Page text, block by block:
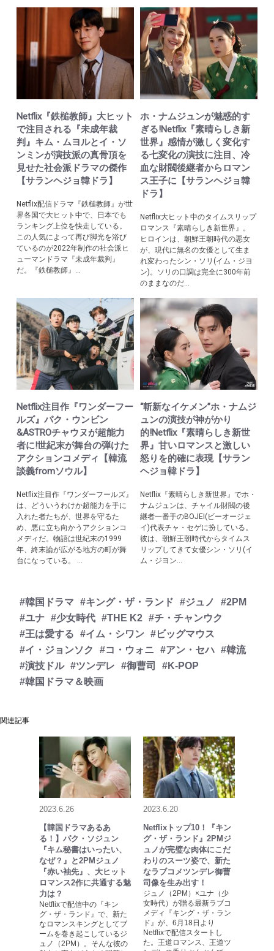
Netflix『鉄槌教師』大ヒット
で注目される『未成年裁
判』キム・ムヨルとイ・ソ
ンミンが演技派の真骨頂を
見せた社会派ドラマの傑作
【サランヘジョ韓ドラ】
Netflix配信ドラマ『鉄槌教師』が世
界各国で大ヒット中で、日本でも
ランキング上位を快走している。
この人気によって再び脚光を浴び
ているのが2022年制作の社会派ヒ
ューマンドラマ『未成年裁判』
だ。『鉄槌教師』...
ホ・ナムジュンが魅惑的す
ぎる!Netflix『素晴らしき新
世界』感情が激しく変化す
る七変化の演技に注目、冷
血な財閥後継者からロマン
ス王子に【サランヘジョ韓
ドラ】
Netflix大ヒット中のタイムスリップ
ロマンス『素晴らしき新世界』。
ヒロインは、朝鮮王朝時代の悪女
が、現代に無名の女優として生ま
れ変わったシン・ソリ(イム・ジヨ
ン)。ソリの口調は完全に300年前
のままなのだ...
Netflix注目作『ワンダーフー
ルズ』パク・ウンビン
&ASTROチャウヌが超能力
者に!世紀末が舞台の弾けた
アクションコメディ【韓流
談義fromソウル】
Netflix注目作『ワンダーフールズ』
は、どういうわけか超能力を手に
入れた者たちが、世界を守るた
め、悪に立ち向かうアクションコ
メディだ。物語は世紀末の1999
年、終末論が広がる地方の町が舞
台になっている。 ...
“斬新なイケメン”ホ・ナムジ
ュンの演技が神がかり
的!Netflix『素晴らしき新世
界』甘いロマンスと激しい
怒りを的確に表現【サラン
ヘジョ韓ドラ】
Netflix『素晴らしき新世界』でホ・
ナムジュンは、チャイル財閥の後
継者一番手のBOJEI(ビーオージェ
イ)代表チャ・セゲに扮している。
彼は、朝鮮王朝時代からタイムス
リップしてきて女優シン・ソリ(イ
ム・ジヨン...
#韓国ドラマ #キング・ザ・ランド #ジュノ
#2PM
#ユナ #少女時代 #THE K2 #チ・チャンウク
#王は愛する
#イム・シワン #ビッグマウス
#イ・ジョンソク
#コ・ウォニ #アン・セハ #韓流
#演技ドル #ツンデレ #御曹司
#K-POP
#韓国ドラマ＆映画
関連記事
2023.6.26
【韓国ドラマあるあ
る！】パク・ソジュン
『キム秘書はいったい、
なぜ？』と2PMジュノ
『赤い袖先』、大ヒット
ロマンス2作に共通する魅
力は？
Netflixで配信中の『キン
グ・ザ・ランド』で、新た
なロマンスキングとしてブ
ームを巻き起こしているジ
ュノ（2PM）。そんな彼の
2023.6.20
Netflixトップ10！『キン
グ・ザ・ランド』2PMジ
ュノが完璧な肉体にこだ
わりのスーツ姿で、新た
なラブコメツンデレ御曹
司像を生み出す！
ジュノ（2PM）×ユナ（少
女時代）が贈る最新ラブコ
メディ『キング・ザ・ラン
ド』が、6月18日より
Netflixで配信スタートし
た。王道ロマンス、王道ツ